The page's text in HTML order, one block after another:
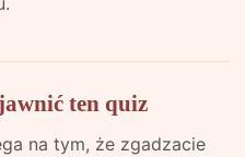
ten quiz
na tym, że zgadzacie